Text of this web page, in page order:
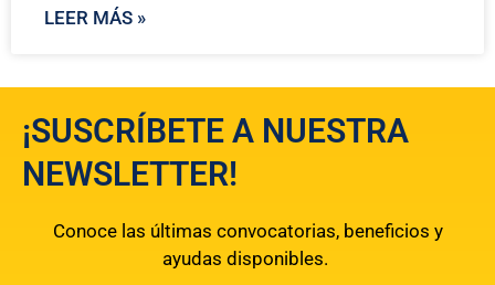
LEER MÁS »
¡SUSCRÍBETE A NUESTRA
NEWSLETTER!
Conoce las últimas convocatorias, beneficios y
ayudas disponibles.